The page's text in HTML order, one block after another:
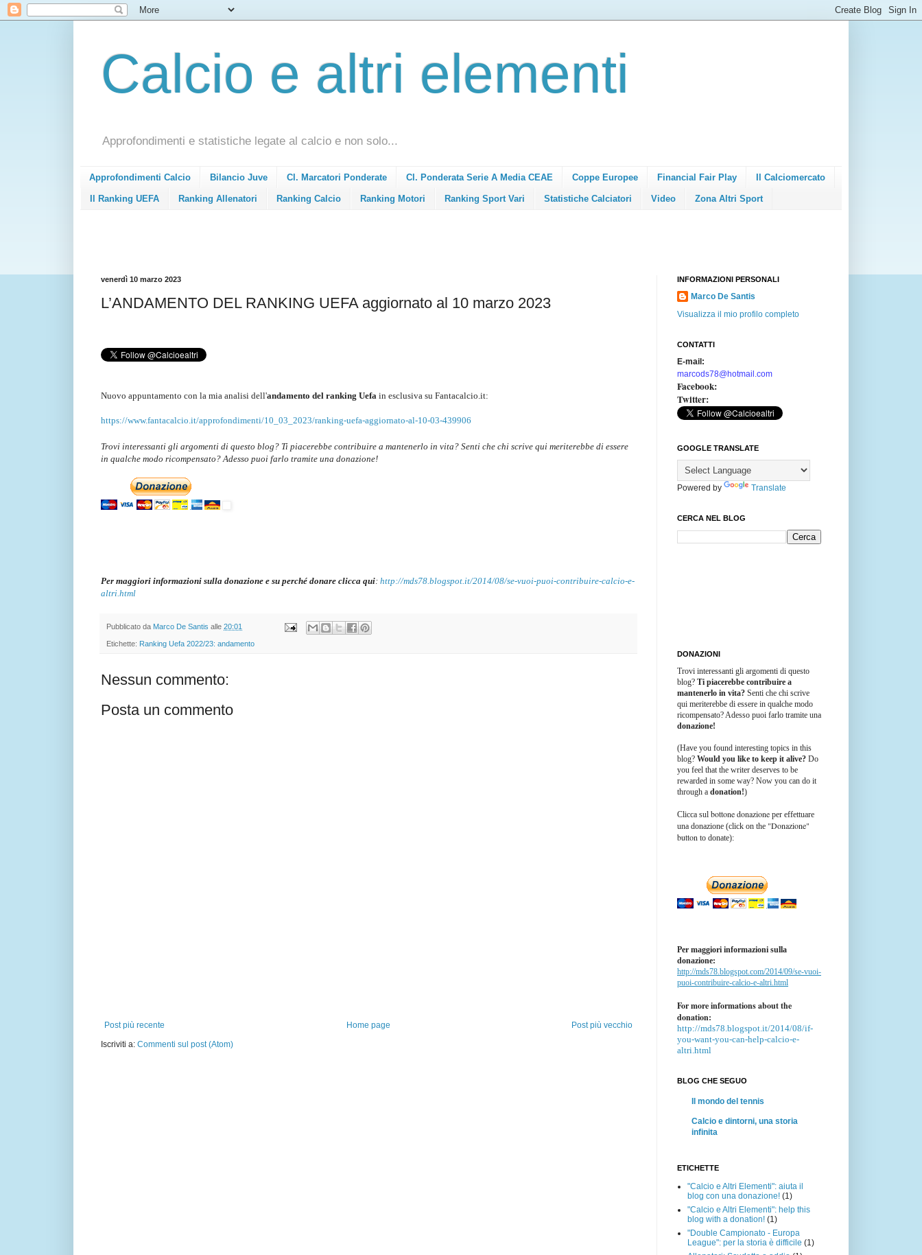
Calcio e altri elementi
Approfondimenti e statistiche legate al calcio e non solo...
Approfondimenti Calcio Bilancio Juve Cl. Marcatori Ponderate Cl. Ponderata Serie A Media CEAE Coppe Europee Financial Fair Play Il Calciomercato
Il Ranking UEFA Ranking Allenatori Ranking Calcio Ranking Motori Ranking Sport Vari Statistiche Calciatori Video Zona Altri Sport
venerdì 10 marzo 2023
L’ANDAMENTO DEL RANKING UEFA aggiornato al 10 marzo 2023
Nuovo appuntamento con la mia analisi dell'andamento del ranking Uefa in esclusiva su Fantacalcio.it:
https://www.fantacalcio.it/approfondimenti/10_03_2023/ranking-uefa-aggiornato-al-10-03-439906
Trovi interessanti gli argomenti di questo blog? Ti piacerebbe contribuire a mantenerlo in vita? Senti che chi scrive qui meriterebbe di essere
in qualche modo ricompensato? Adesso puoi farlo tramite una donazione!
Per maggiori informazioni sulla donazione e su perché donare clicca qui: http://mds78.blogspot.it/2014/08/se-vuoi-puoi-contribuire-calcio-e-
altri.html
Pubblicato da Marco De Santis alle 20:01
Etichette: Ranking Uefa 2022/23: andamento
Nessun commento:
Posta un commento
Post più recente Post più vecchio
Home page
Iscriviti a: Commenti sul post (Atom)
INFORMAZIONI PERSONALI
Marco De Santis
Visualizza il mio profilo completo
CONTATTI
E-mail:
marcods78@hotmail.com
Facebook:
Twitter:
GOOGLE TRANSLATE
Powered by Translate
CERCA NEL BLOG
DONAZIONI
Trovi interessanti gli argomenti di questo
blog? Ti piacerebbe contribuire a
mantenerlo in vita? Senti che chi scrive
qui meriterebbe di essere in qualche modo
ricompensato? Adesso puoi farlo tramite una
donazione!
(Have you found interesting topics in this
blog? Would you like to keep it alive? Do
you feel that the writer deserves to be
rewarded in some way? Now you can do it
through a donation!)
Clicca sul bottone donazione per effettuare
una donazione (click on the "Donazione"
button to donate):
Per maggiori informazioni sulla
donazione:
http://mds78.blogspot.com/2014/09/se-vuoi-
puoi-contribuire-calcio-e-altri.html
For more informations about the
donation:
http://mds78.blogspot.it/2014/08/if-
you-want-you-can-help-calcio-e-
altri.html
BLOG CHE SEGUO
Il mondo del tennis
Calcio e dintorni, una storia
infinita
ETICHETTE
"Calcio e Altri Elementi": aiuta il
blog con una donazione! (1)
"Calcio e Altri Elementi": help this
blog with a donation! (1)
"Double Campionato - Europa
League": per la storia è difficile (1)